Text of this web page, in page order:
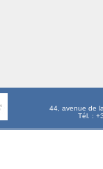
44, avenue de
Tél. :